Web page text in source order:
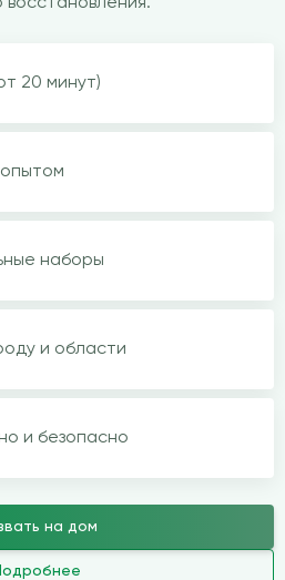
20 минут)
наборы
и области
и безопасно
на дом